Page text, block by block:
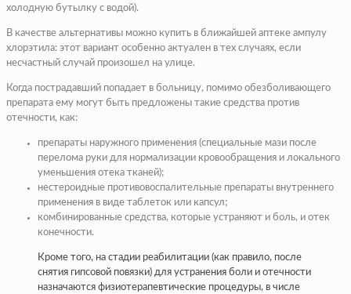
холодную бутылку с водой).
В качестве альтернативы можно купить в ближайшей аптеке ампулу
хлорэтила: этот вариант особенно актуален в тех случаях, если
несчастный случай произошел на улице.
Когда пострадавший попадает в больницу, помимо обезболивающего
препарата ему могут быть предложены такие средства против
отечности, как:
препараты наружного применения (специальные мази после
перелома руки для нормализации кровообращения и локального
уменьшения отека тканей);
нестероидные противовоспалительные препараты внутреннего
применения в виде таблеток или капсул;
комбинированные средства, которые устраняют и боль, и отек
конечности.
Кроме того, на стадии реабилитации (как правило, после
снятия гипсовой повязки) для устранения боли и отечности
назначаются физиотерапевтические процедуры, в числе